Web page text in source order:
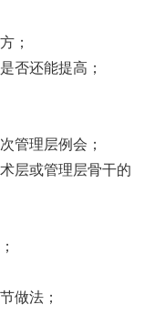
；
否还能提高；
管理层例会；
层或管理层骨干的
做法；